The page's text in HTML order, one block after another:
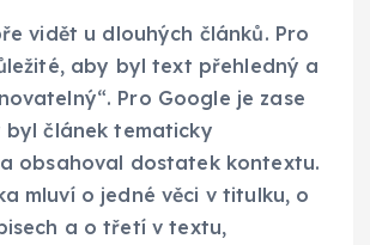
vidět u dlouhých článků. Pro
aby byl text přehledný a
Pro Google je zase
byl článek tematicky
obsahoval dostatek kontextu.
mluví o jedné věci v titulku, o
a o třetí v textu,